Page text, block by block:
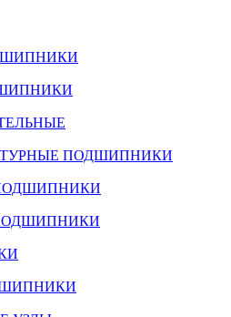
ПОДШИПНИКИ